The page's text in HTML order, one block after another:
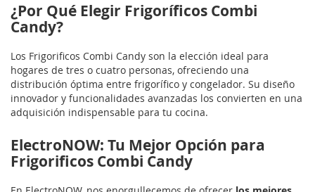
¿Por Qué Elegir Frigoríficos Combi
Candy?
Los Frigorificos Combi Candy son la elección ideal para
hogares de tres o cuatro personas, ofreciendo una
distribución óptima entre frigorífico y congelador. Su diseño
innovador y funcionalidades avanzadas los convierten en una
adquisición indispensable para tu cocina.
ElectroNOW: Tu Mejor Opción para
Frigorificos Combi Candy